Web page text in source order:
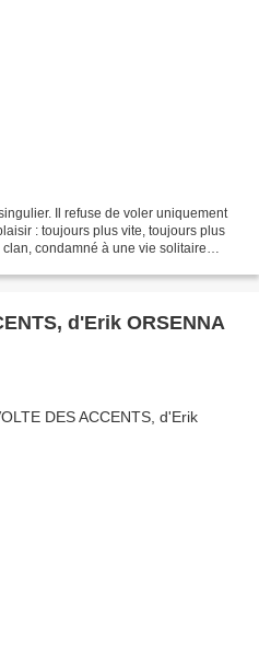
Il refuse de voler uniquement
: toujours plus vite, toujours plus
condamné à une vie solitaire
d'Erik ORSENNA